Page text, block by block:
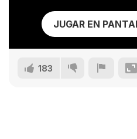
JUGAR EN
183